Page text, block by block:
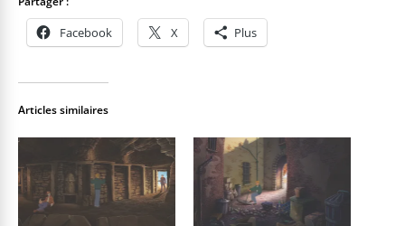
Facebook X Plus
Articles similaires